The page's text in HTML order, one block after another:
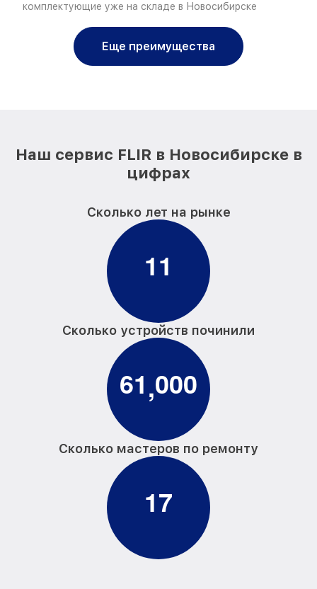
комплектующие уже на складе в Новосибирске
Еще преимущества
Наш сервис FLIR в Новосибирске в
цифрах
Сколько лет на рынке
11
Сколько устройств починили
61,000
Сколько мастеров по ремонту
17